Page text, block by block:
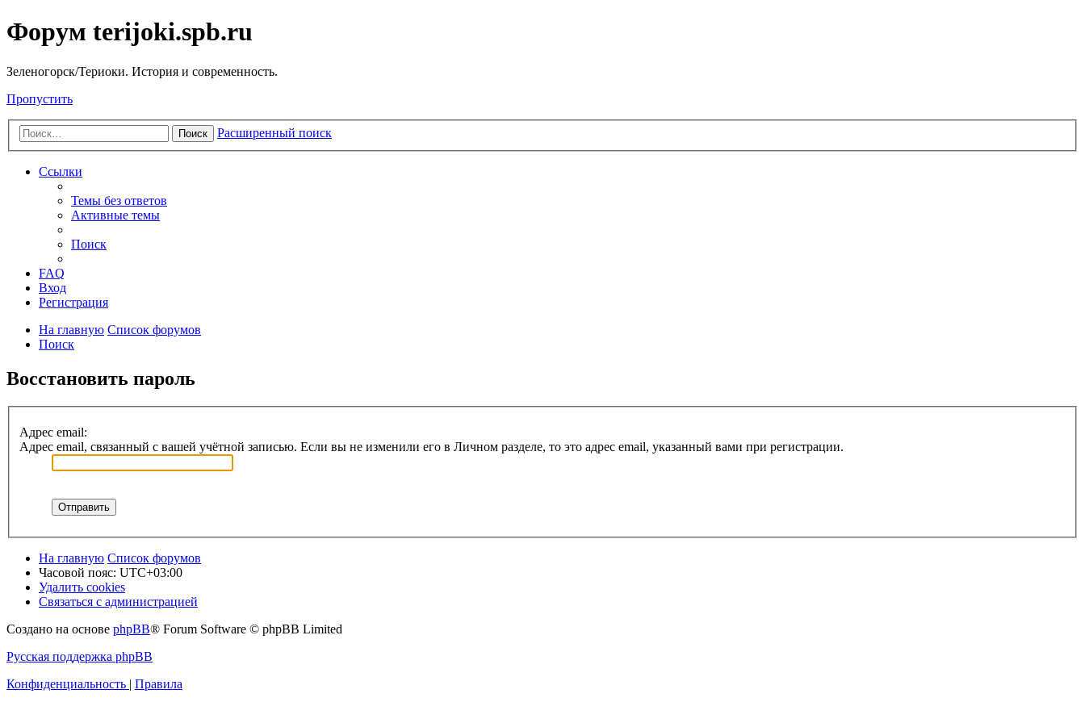
Форум terijoki.spb.ru
Зеленогорск/Териоки. История и современность.
Пропустить
Поиск Расширенный поиск
Ссылки
Темы без ответов
Активные темы
Поиск
FAQ
Вход
Регистрация
На главную Список форумов
Поиск
Восстановить пароль
Адрес email:
Адрес email, связанный с вашей учётной записью. Если вы не изменили его в Личном разделе, то это адрес email, указанный вами при регистрации.
На главную Список форумов
Часовой пояс: UTC+03:00
Удалить cookies
Связаться с администрацией
Создано на основе phpBB® Forum Software © phpBB Limited
Русская поддержка phpBB
Конфиденциальность | Правила